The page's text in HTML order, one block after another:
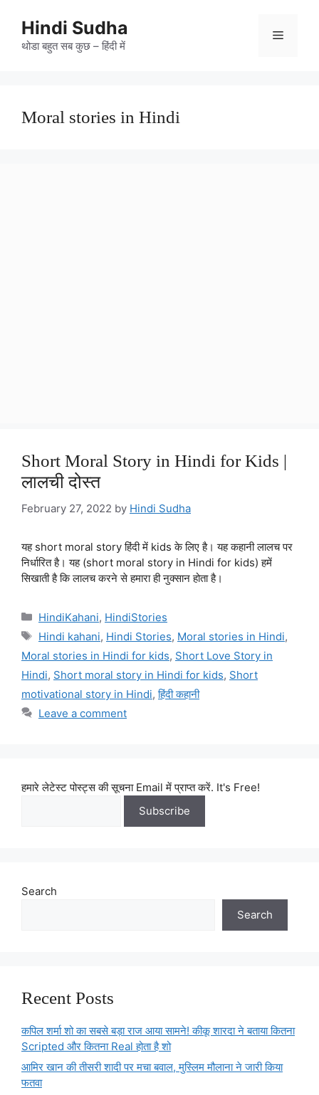
contentHindi Sudha
थोडा बहुत सब कुछ – हिंदी में
Menu
Moral stories in Hindi
Short Moral Story in Hindi for Kids |
लालची दोस्त
February 27, 2022 by Hindi Sudha
यह short moral story हिंदी में kids के लिए है। यह कहानी लालच पर
निर्धारित है। यह (short moral story in Hindi for kids) हमें
सिखाती है कि लालच करने से हमारा ही नुक्सान होता है।
Categories
HindiKahani, HindiStories
Tags
Hindi kahani, Hindi Stories, Moral stories in Hindi,
Moral stories in Hindi for kids, Short Love Story in
Hindi, Short moral story in Hindi for kids, Short
motivational story in Hindi,हिंदी कहानी
Leave a comment
हमारे लेटेस्ट पोस्ट्स की सूचना Email में प्राप्त करें. It's Free!
Search
Search
Recent Posts
कपिल शर्मा शो का सबसे बड़ा राज आया सामने! कीकू शारदा ने बताया कितना
Scripted और कितना Real होता है शो
आमिर खान की तीसरी शादी पर मचा बवाल, मुस्लिम मौलाना ने जारी किया
फतवा